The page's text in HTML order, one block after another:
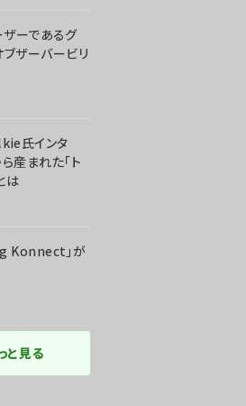
ーであるグ
ザーバービリ
氏インタ
産まれた「ト
は
Konnect」が
と見る